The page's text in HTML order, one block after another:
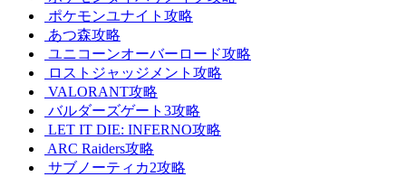
ポケモンユナイト攻略
あつ森攻略
ユニコーンオーバーロード攻略
ロストジャッジメント攻略
VALORANT攻略
バルダーズゲート3攻略
LET IT DIE: INFERNO攻略
ARC Raiders攻略
サブノーティカ2攻略